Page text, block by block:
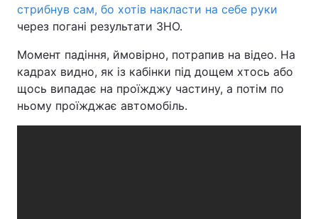
стрибнув сам, бо хотів накласти на себе руки
через погані результати ЗНО.
Момент падіння, ймовірно, потрапив на відео. На
кадрах видно, як із кабінки під дощем хтось або
щось випадає на проїжджу частину, а потім по
ньому проїжджає автомобіль.